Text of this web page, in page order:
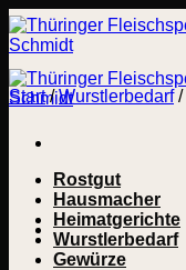
Zum
Inhalt
springen
Rostgut
Hausmacher
Heimatgerichte
Wurstlerbedarf
Gewürze
Start / Wurstlerbedarf /